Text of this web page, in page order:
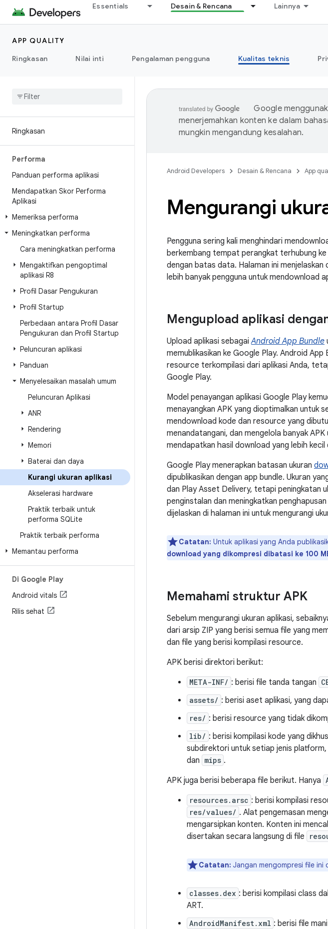
Essentials Desain & Rencana Lainnya
APP QUALITY
Ringkasan
Nilai inti Pengalaman pengguna Kualitas teknis
Ringkasan
Performa
Panduan performa aplikasi
Mendapatkan Skor Performa
Aplikasi
Memeriksa performa
Meningkatkan performa
Cara meningkatkan performa
Mengaktifkan pengoptimal
aplikasi R8
Profil Dasar Pengukuran
Profil Startup
Perbedaan antara Profil Dasar
Pengukuran dan Profil Startup
Peluncuran aplikasi
Panduan
Menyelesaikan masalah umum
Peluncuran Aplikasi
ANR
Rendering
Memori
Baterai dan daya
Kurangi ukuran aplikasi
Akselerasi hardware
Praktik terbaik untuk
performa SQLite
Praktik terbaik performa
Memantau performa
Di Google Play
Android vitals
Rilis sehat
Google
menerjemahkan konten ke dalam
mungkin mengandung kesalahan.
Android Developers Desain & Rencana App
Mengurangi
Pengguna sering kali menghindari
berkembang tempat perangkat terhubung
dengan batas data. Halaman ini menjelaskan
lebih banyak pengguna untuk mendownload
Mengupload aplikasi
Upload aplikasi sebagaiAndroid App Bundle
memublikasikan ke Google Play. Android
resource terkompilasi dari aplikasi Anda,
Google Play.
Model penayangan aplikasi Google Play
menayangkan APK yang dioptimalkan untuk
mendownload kode dan resource yang
menandatangani, dan mengelola banyak
mendapatkan hasil download yang lebih kecil
Google Play menerapkan batasan ukuran
dipublikasikan dengan app bundle. Ukuran
dan Play Asset Delivery, tetapi peningkatan
penginstalan dan meningkatkan
dijelaskan di halaman ini untuk mengurangi
Catatan: Untuk aplikasi yang Anda
download yang dikompresi dibatasi ke 100
Memahami struktur APK
Sebelum mengurangi ukuran aplikasi,
dari arsip ZIP yang berisi semua file yang
dan file yang berisi kompilasi resource.
APK berisi direktori berikut:
META-INF/ : berisi file tanda tangan
assets/ : berisi aset aplikasi, yang
res/ : berisi resource yang tidak
lib/ : berisi kompilasi kode yang
subdirektori untuk setiap jenis
dan mips .
APK juga berisi beberapa file berikut. Hanya
resources.arsc : berisi kompilasi
res/values/ . Alat pengemasan
mengarsipkan konten. Konten ini
disertakan secara langsung di file
Catatan: Jangan mengompresi file ini
classes.dex : berisi kompilasi class
ART.
AndroidManifest.xml : berisi file